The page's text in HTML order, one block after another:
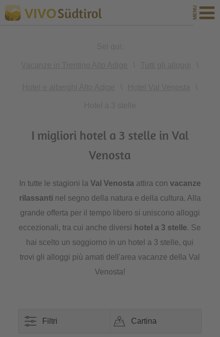
VIVOSüdtirol
I migliori hotel a 3 stelle in Val
Venosta
In tutte le stagioni la Val Venosta attira con vacanze
rilassanti nel segno della natura e della cultura. Alla
grande offerta per il tempo libero si uniscono alloggi
eccezionali, tra cui anche diversi hotel a 3 stelle. Se
hai scelto un soggiorno in un hotel a 3 stelle, qui
trovi gli alloggi più amati dell'area vacanze della Val
Venosta!
Filtri Cartina